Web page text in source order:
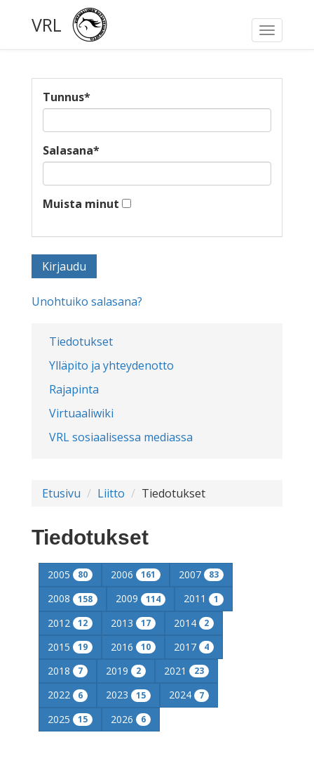
Toggle
VRL
Tiedotukset
Ylläpito ja yhteydenotto
Rajapinta
Virtuaaliwiki
VRL sosiaalisessa mediassa
Tunnus*
Salasana*
Muista minut
Unohtuiko salasana?
Etusivu Liitto Tiedotukset
Tiedotukset
2005 80 2006 161 2007 83
2008 158 2009 114 2011 1
2012 12 2013 17 2014 2
2015 19 2016 10 2017 4
2018 7 2019 2 2021 23
2022 6 2023 15 2024 7
2025 15 2026 6